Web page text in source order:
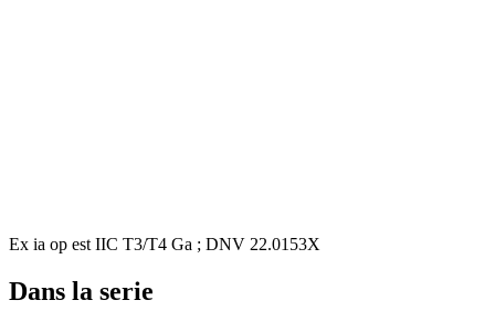
Ex ia op est IIC T3/T4 Ga ; DNV 22.0153X
Dans la serie